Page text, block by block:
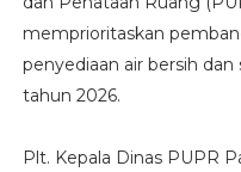
memprioritaskan
penyediaan air bersih
tahun 2026.
Plt. Kepala Dinas PUPR